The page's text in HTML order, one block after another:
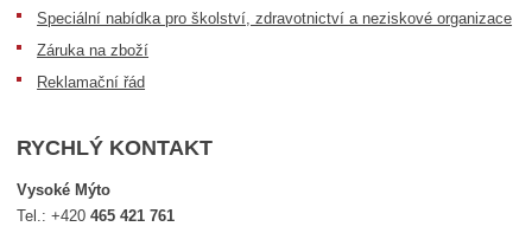
Speciální nabídka pro školství, zdravotnictví a neziskové organizace
Záruka na zboží
Reklamační řád
RYCHLÝ KONTAKT
Vysoké Mýto
Tel.:+420465 421 761